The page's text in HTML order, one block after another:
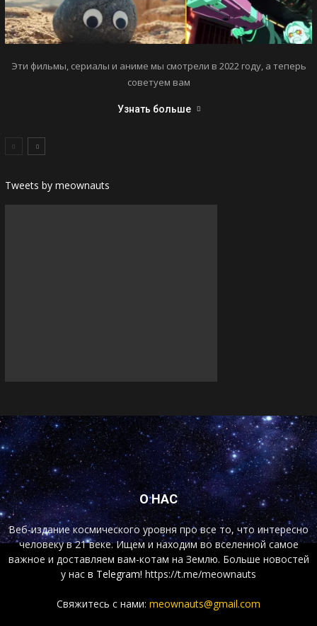
Эти фильмы, сериалы и аниме мы смотрели в 2022 году, а теперь
советуем вам
Узнать больше
Tweets by meownauts
О НАС
Веб-издание космического уровня про все то, что интересно
человеку в 21 веке. Ищем и находим во вселенной самое
важное и доставляем вам-котам на Землю. Больше новостей
у нас в Telegram! https://t.me/meownauts
Свяжитесь с нами: meownauts@gmail.com